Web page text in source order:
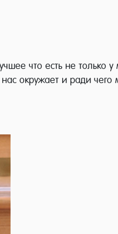
что есть не только
окружает и ради